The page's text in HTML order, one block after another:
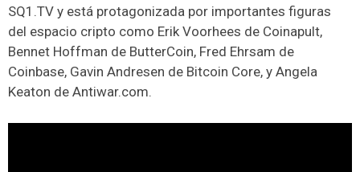
SQ1.TV y está protagonizada por importantes figuras
del espacio cripto como Erik Voorhees de Coinapult,
Bennet Hoffman de ButterCoin, Fred Ehrsam de
Coinbase, Gavin Andresen de Bitcoin Core, y Angela
Keaton de Antiwar.com.